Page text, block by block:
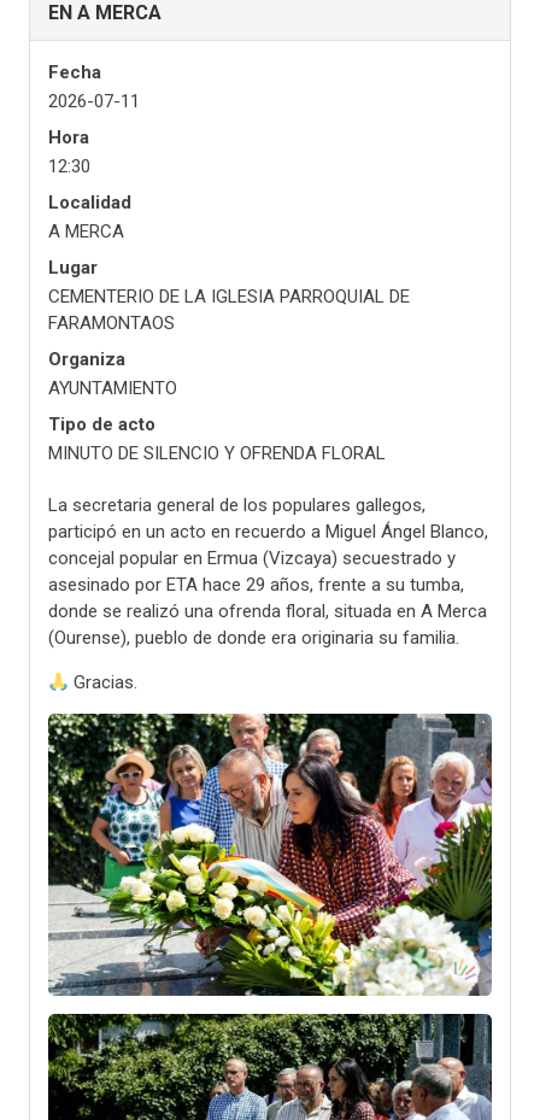
EN A MERCA
Fecha
2026-07-11
Hora
12:30
Localidad
A MERCA
Lugar
CEMENTERIO DE LA IGLESIA PARROQUIAL DE
FARAMONTAOS
Organiza
AYUNTAMIENTO
Tipo de acto
MINUTO DE SILENCIO Y OFRENDA FLORAL
La secretaria general de los populares gallegos,
participó en un acto en recuerdo a Miguel Ángel Blanco,
concejal popular en Ermua (Vizcaya) secuestrado y
asesinado por ETA hace 29 años, frente a su tumba,
donde se realizó una ofrenda floral, situada en A Merca
(Ourense), pueblo de donde era originaria su familia.
Gracias.